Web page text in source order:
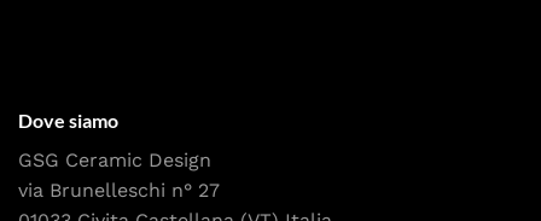
Dove siamo
GSG Ceramic Design
via Brunelleschi n° 27